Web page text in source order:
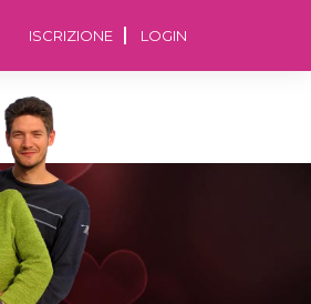
ISCRIZIONE LOGIN